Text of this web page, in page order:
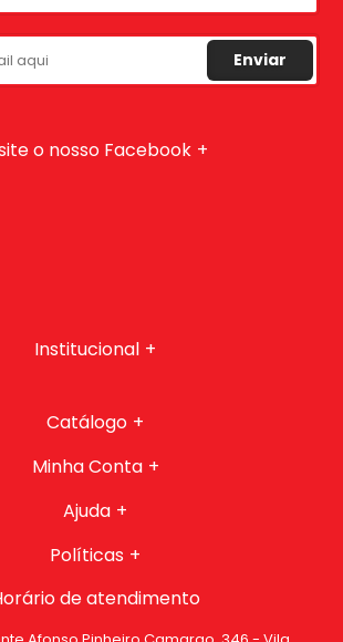
Enviar
o nosso Facebook
Institucional
Catálogo
Minha Conta
Ajuda
Políticas
de atendimento